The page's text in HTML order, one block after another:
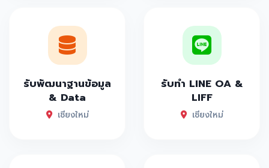
รับพัฒนาฐานข้อมูล
& Data
เชียงใหม่
รับทำ LINE OA &
LIFF
เชียงใหม่